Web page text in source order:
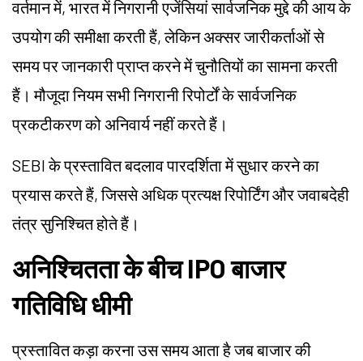
वर्तमान में, भारत में निगरानी एजेंसियां सार्वजनिक मुद्दे की आय के
उपयोग की समीक्षा करती हैं, लेकिन अक्सर जारीकर्ताओं से
समय पर जानकारी प्राप्त करने में चुनौतियों का सामना करती
हैं। मौजूदा नियम सभी निगरानी रिपोर्टों के सार्वजनिक
प्रकटीकरण को अनिवार्य नहीं करते हैं।
SEBI के प्रस्तावित बदलाव पारदर्शिता में सुधार करने का
प्रयास करते हैं, जिससे अधिक प्रत्यक्ष रिपोर्टिंग और जवाबदेही
तंत्र सुनिश्चित होते हैं।
अनिश्चितता के बीच IPO बाजार
गतिविधि धीमी
प्रस्तावित कड़ा करना उस समय आता है जब बाजार की